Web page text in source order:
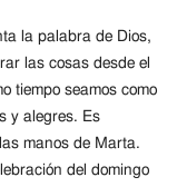
la palabra de Dios,
las cosas desde el
tiempo seamos como
y alegres. Es
manos de Marta.
del domingo